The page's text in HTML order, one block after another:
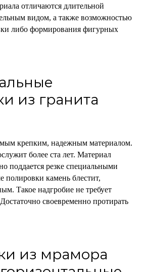
отличаются длительной
видом, а также возможностью
либо формирования фигурных
из гранита
крепким, надежным материалом.
более ста лет. Материал
поддается резке специальными
полировки камень блестит,
Такое надгробие не требует
своевременно протирать
из мрамора